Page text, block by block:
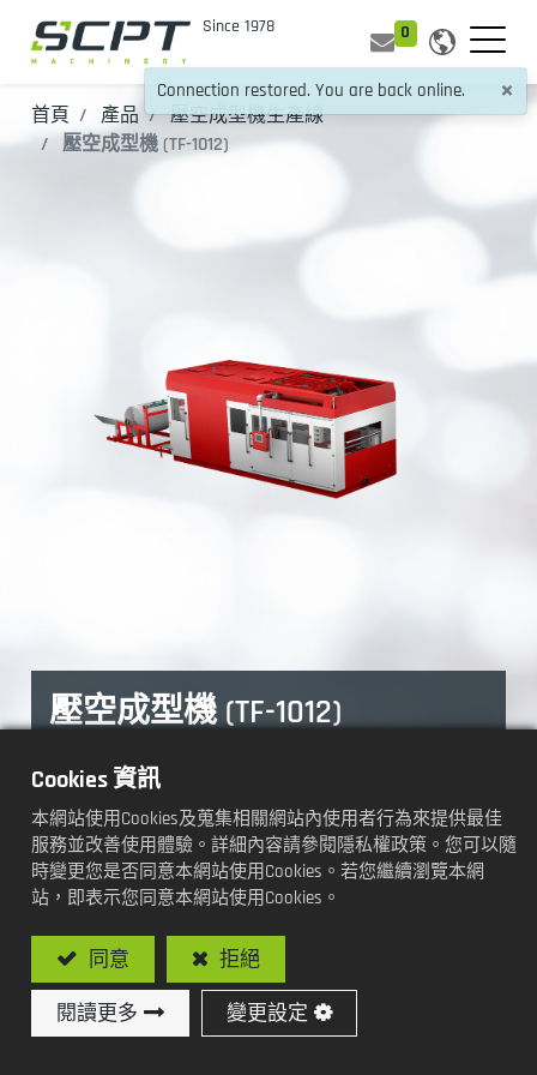
0
首頁 產品
壓空成型機生產線
壓空成型機 (TF-1012)
壓空成型機 (TF-1012)
型號: TF-1012 壓空成型機
加工方式及功能:
全自動
加入詢價車
Cookies 資訊
本網站使用Cookies及蒐集相關網站內使用者行為來提供最佳
服務並改善使用體驗。詳細內容請參閱隱私權政策。您可以隨
時變更您是否同意本網站使用Cookies。若您繼續瀏覽本網
站，即表示您同意本網站使用Cookies。
同意 拒絕
閱讀更多 變更設定
×
Connection restored. You are back online.